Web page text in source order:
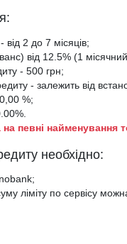
від 2 до 7 місяців;
від 12.5% (1
- 500 грн;
- залежить від
%;
певні найменування
необхідно:
ліміту по сервісу